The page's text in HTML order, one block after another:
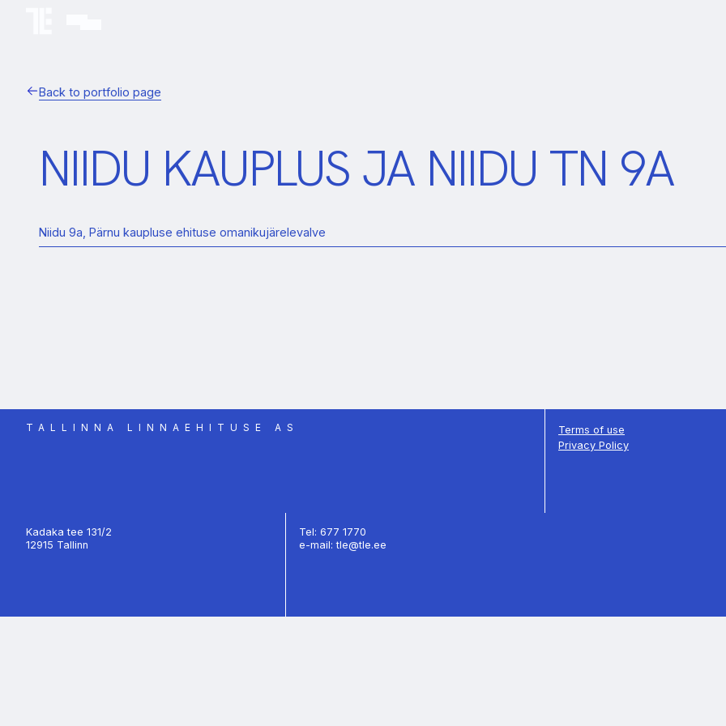
Back to portfolio page
NIIDU KAUPLUS JA NIIDU TN 9A
Niidu 9a, Pärnu kaupluse ehituse omanikujärelevalve
TALLINNA LINNAEHITUSE AS
Terms of use
Privacy Policy
Kadaka tee 131/2
12915 Tallinn
Tel: 677 1770
e-mail: tle@tle.ee